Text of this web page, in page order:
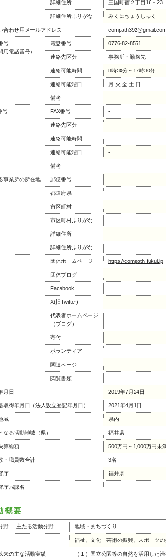
詳細住所 三国町宿２丁目16－23
詳細住所ふりがな みくにちょうしゅく
合わせ用メールアドレス compath392@gmail.com
号
用電話番号）
電話番号 0776-82-8551
連絡先区分 事務所・勤務先
連絡可能時間 8時30分～17時30分
連絡可能曜日 月 火 金 土 日
備考
号 FAX番号 -
連絡先区分 -
連絡可能時間 -
連絡可能曜日 -
備考 -
事業所の所在地 郵便番号
都道府県
市区町村
市区町村ふりがな
詳細住所
詳細住所ふりがな
団体ホームページ https://compath-fukui.jp
団体ブログ
Facebook
X(旧Twitter)
代表者ホームページ
（ブログ）
寄付
ボランティア
関連ページ
閲覧書類
月日 2019年7月24日
取得年月日（法人設立登記年月日） 2021年4月1日
域 県内
なる活動地域（県） 福井県
算総額 500万円～1,000万円未
・職員数合計 3名
庁 福井県
庁局課名
野 主たる活動分野 地域・まちづくり
福祉、文化・芸術の振興、スポーツ
来の主な活動実績
（１）国立公園等の自然を活用した